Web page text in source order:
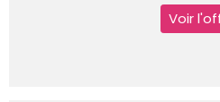
Voir